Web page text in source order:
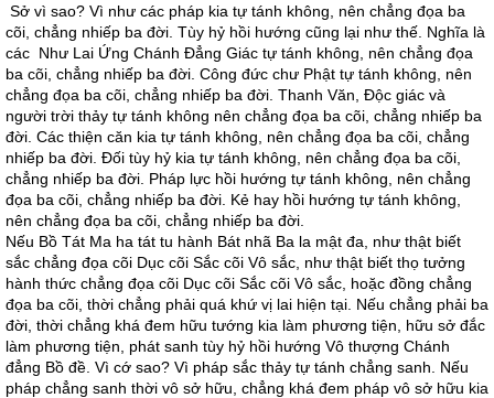
Sở vì sao? Vì như các pháp kia tự tánh không, nên chẳng đọa ba
cõi, chẳng nhiếp ba đời. Tùy hỷ hồi hướng cũng lại như thế. Nghĩa là
các Như Lai Ứng Chánh Ðẳng Giác tự tánh không, nên chẳng đọa
ba cõi, chẳng nhiếp ba đời. Công đức chư Phật tự tánh không, nên
chẳng đọa ba cõi, chẳng nhiếp ba đời. Thanh Văn, Ðộc giác và
người trời thảy tự tánh không nên chẳng đọa ba cõi, chẳng nhiếp ba
đời. Các thiện căn kia tự tánh không, nên chẳng đọa ba cõi, chẳng
nhiếp ba đời. Ðối tùy hỷ kia tự tánh không, nên chẳng đọa ba cõi,
chẳng nhiếp ba đời. Pháp lực hồi hướng tự tánh không, nên chẳng
đọa ba cõi, chẳng nhiếp ba đời. Kẻ hay hồi hướng tự tánh không,
nên chẳng đọa ba cõi, chẳng nhiếp ba đời.
Nếu Bồ Tát Ma ha tát tu hành Bát nhã Ba la mật đa, như thật biết
sắc chẳng đọa cõi Dục cõi Sắc cõi Vô sắc, như thật biết thọ tưởng
hành thức chẳng đọa cõi Dục cõi Sắc cõi Vô sắc, hoặc đồng chẳng
đọa ba cõi, thời chẳng phải quá khứ vị lai hiện tại. Nếu chẳng phải ba
đời, thời chẳng khá đem hữu tướng kia làm phương tiện, hữu sở đắc
làm phương tiện, phát sanh tùy hỷ hồi hướng Vô thượng Chánh
đẳng Bồ đề. Vì cớ sao? Vì pháp sắc thảy tự tánh chẳng sanh. Nếu
pháp chẳng sanh thời vô sở hữu, chẳng khá đem pháp vô sở hữu kia